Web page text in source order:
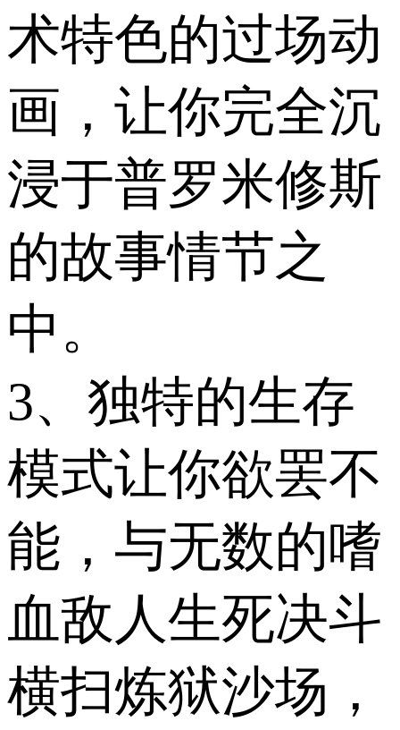
术特色的过场动
画，让你完全沉
浸于普罗米修斯
的故事情节之
中。
3、独特的生存
模式让你欲罢不
能，与无数的嗜
血敌人生死决斗
横扫炼狱沙场，